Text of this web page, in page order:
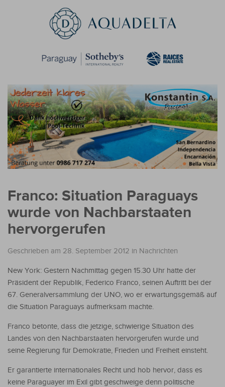
Franco: Situation Paraguays
wurde von Nachbarstaaten
hervorgerufen
Geschrieben am 28. September 2012 in Nachrichten
New York: Gestern Nachmittag gegen 15.30 Uhr hatte der
Präsident der Republik, Federico Franco, seinen Auftritt bei der
67. Generalversammlung der UNO, wo er erwartungsgemäß auf
die Situation Paraguays aufmerksam machte.
Franco betonte, dass die jetzige, schwierige Situation des
Landes von den Nachbarstaaten hervorgerufen wurde und
seine Regierung für Demokratie, Frieden und Freiheit einsteht.
Er garantierte internationales Recht und hob hervor, dass es
keine Paraguayer im Exil gibt geschweige denn politische